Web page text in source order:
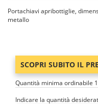
Portachiavi apribottiglie,
metallo
SCOPRI SUBITO IL
Quantità minima ordinabile
Indicare la quantità